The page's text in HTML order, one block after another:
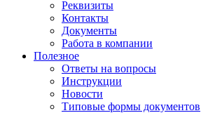
Реквизиты
Контакты
Документы
Работа в компании
Полезное
Ответы на вопросы
Инструкции
Новости
Типовые формы документов